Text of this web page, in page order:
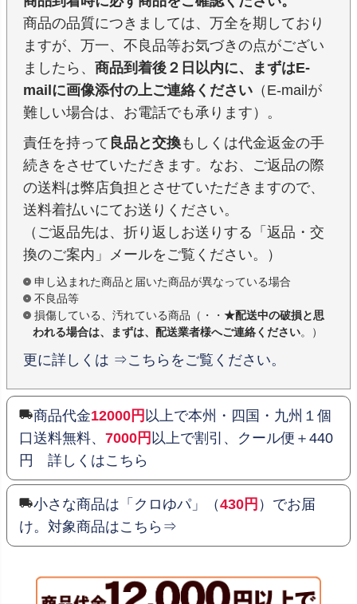
商品の品質につきましては、万全を期しており
ますが、万一、不良品等お気づきの点がござい
ましたら、 商品到着後２日以内に、まずはE-
mailに画像添付の上ご連絡ください （E-mailが
難しい場合は、お電話でも承ります）。
責任を持って 良品と交換もしくは代金返金の手
続きをさせていただきます。なお、ご返品の際
の送料は弊店負担とさせていただきますので、
送料着払いにてお送りください。
（ご返品先は、折り返しお送りする「返品・交
換のご案内」メールをご覧ください。）
申し込まれた商品と届いた商品が異なっている場合
不良品等
損傷している、汚れている商品（・・ ★配送中の破損と思
われる場合は、まずは、配送業者様へご連絡ください。）
更に詳しくは ⇒こちらをご覧ください。
商品代金12000円 以上で本州・四国・九州１個
口送料無料、 7000円 以上で割引、クール便＋440
円 詳しくはこちら
小さな商品は「クロゆパ」（430円 ）でお届
け。対象商品はこちら⇒